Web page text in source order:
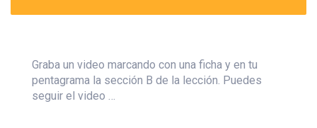
Graba un video marcando con una ficha y en tu
pentagrama la sección B de la lección. Puedes
seguir el video …